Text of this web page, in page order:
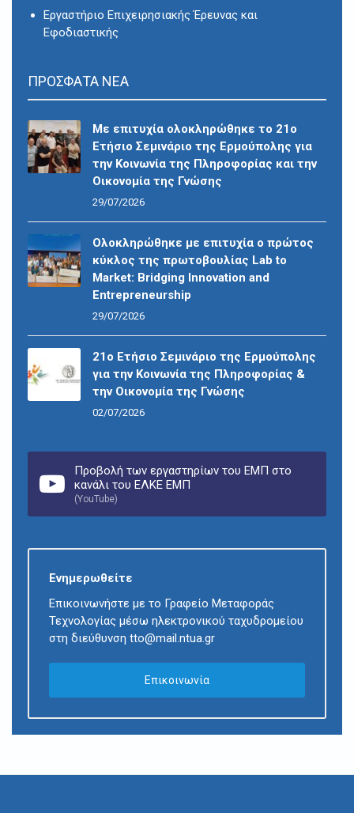
Εργαστήριο Επιχειρησιακής Έρευνας και
Εφοδιαστικής
ΠΡΟΣΦΑΤΑ ΝΕΑ
Με επιτυχία ολοκληρώθηκε το 21ο
Ετήσιο Σεμινάριο της Ερμούπολης για
την Κοινωνία της Πληροφορίας και την
Οικονομία της Γνώσης
29/07/2026
Ολοκληρώθηκε με επιτυχία ο πρώτος
κύκλος της πρωτοβουλίας Lab to
Market: Bridging Innovation and
Entrepreneurship
29/07/2026
21ο Ετήσιο Σεμινάριο της Ερμούπολης
για την Κοινωνία της Πληροφορίας &
την Οικονομία της Γνώσης
02/07/2026
Προβολή των εργαστηρίων του ΕΜΠ στο
κανάλι του ΕΛΚΕ ΕΜΠ
(YouTube)
Ενημερωθείτε
Επικοινωνήστε με το Γραφείο Μεταφοράς
Τεχνολογίας μέσω ηλεκτρονικού ταχυδρομείου
στη διεύθυνση tto@mail.ntua.gr
Επικοινωνία